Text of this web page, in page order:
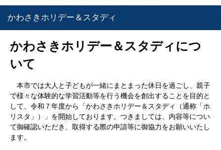
かわさきホリデー＆スタディ
かわさきホリデー＆スタディにつ
いて
本市では大人と子どもが一緒にまとまった休日を過ごし、親子
で様々な体験的な学習活動等を行う機会を創出することを目的と
して、令和７年度から「かわさきホリデー＆スタディ（通称「ホ
リスタ」）」を開始しております。つきましては、内容等につい
て御確認いただき、取得する際の申請等に御協力をお願いいたし
ます。